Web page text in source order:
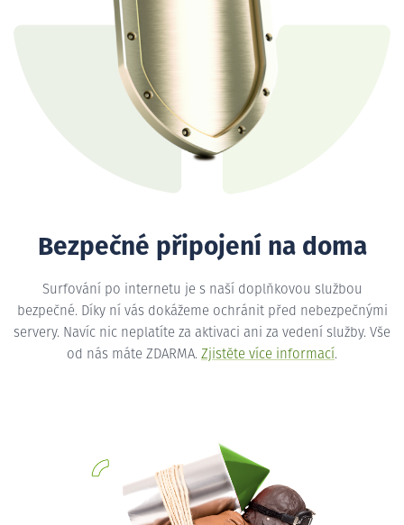
Bezpečné připojení na doma
Surfování po internetu je s naší doplňkovou službou
bezpečné. Díky ní vás dokážeme ochránit před nebezpečnými
servery. Navíc nic neplatíte za aktivaci ani za vedení služby. Vše
od nás máte ZDARMA. Zjistěte více informací.